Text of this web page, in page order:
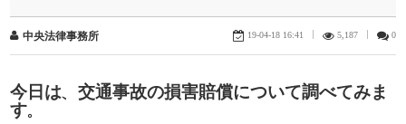
中央法律事務所 19-04-18 16:41 5,187 0
今日 は、交通事故の損害賠償について調べてみま
す。